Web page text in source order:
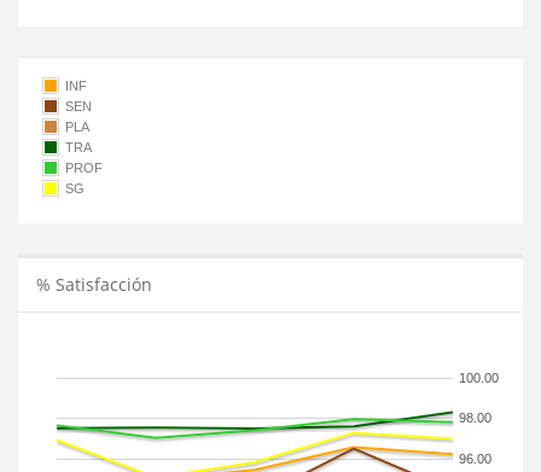
INF
SEN
PLA
TRA
PROF
SG
% Satisfacción
96.00
98.00
100.00